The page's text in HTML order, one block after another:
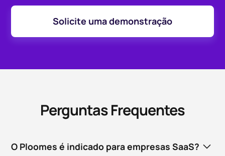
Solicite uma demonstração
Perguntas Frequentes
O Ploomes é indicado para empresas SaaS?